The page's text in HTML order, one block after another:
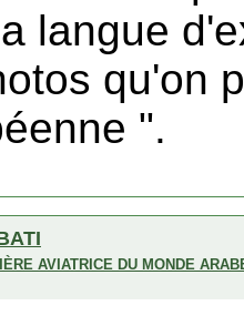
langue
qu'on
".
AVIATRICE DU MONDE